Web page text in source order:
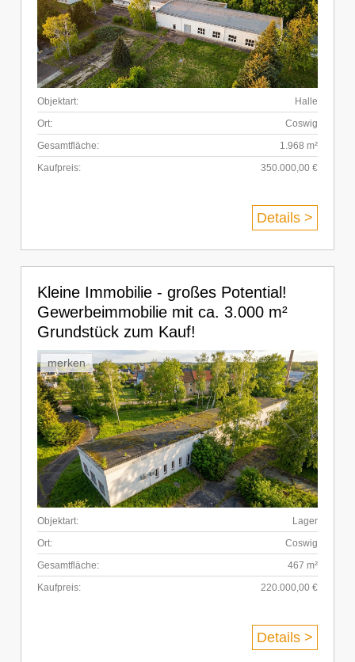
Objektart:
Halle
Ort:
Coswig
Gesamtfläche:
1.968 m²
Kaufpreis:
350.000,00 €
Details >
Kleine Immobilie - großes Potential!
Gewerbeimmobilie mit ca. 3.000 m²
Grundstück zum Kauf!
merken
Objektart:
Lager
Ort:
Coswig
Gesamtfläche:
467 m²
Kaufpreis:
220.000,00 €
Details >